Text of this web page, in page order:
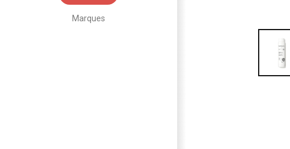
Marques